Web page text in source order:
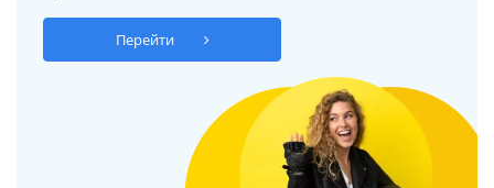
Перейти